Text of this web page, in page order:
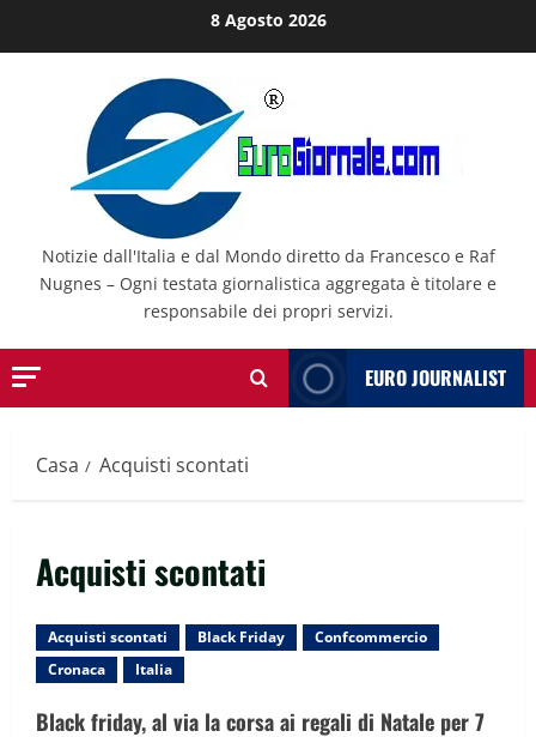
al
8 Agosto 2026
Notizie dall'Italia e dal Mondo diretto da Francesco e Raf
Nugnes – Ogni testata giornalistica aggregata è titolare e
responsabile dei propri servizi.
EURO JOURNALIST
Casa Acquisti scontati
Acquisti scontati
Acquisti scontati Black Friday
Confcommercio
Cronaca
Italia
Black friday, al via la corsa ai regali di Natale per 7